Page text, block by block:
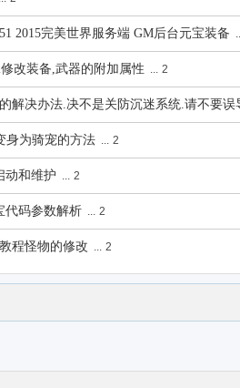
2015完美世界服务端 GM后台元宝装备
改装备,武器的附加属性 ... 2
解决办法.决不是关防沉迷系统.请不要误
身为骑宠的方法 ... 2
动和维护 ... 2
代码参数解析 ... 2
程怪物的修改 ... 2